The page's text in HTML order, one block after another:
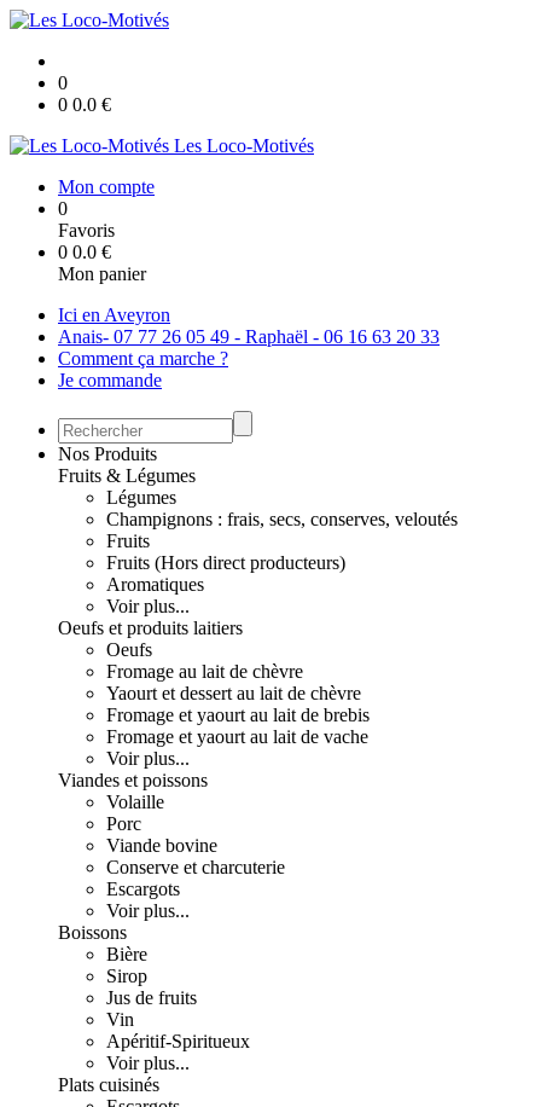
0
0 0.0 €
Les Loco-Motivés
Mon compte
0
Favoris
0 0.0 €
Mon panier
Ici en Aveyron
Anais- 07 77 26 05 49 - Raphaël - 06 16 63 20 33
Comment ça marche ?
Je commande
Nos Produits
Fruits & Légumes
Légumes
Champignons : frais, secs, conserves, veloutés
Fruits
Fruits (Hors direct producteurs)
Aromatiques
Voir plus...
Oeufs et produits laitiers
Oeufs
Fromage au lait de chèvre
Yaourt et dessert au lait de chèvre
Fromage et yaourt au lait de brebis
Fromage et yaourt au lait de vache
Voir plus...
Viandes et poissons
Volaille
Porc
Viande bovine
Conserve et charcuterie
Escargots
Voir plus...
Boissons
Bière
Sirop
Jus de fruits
Vin
Apéritif-Spiritueux
Voir plus...
Plats cuisinés